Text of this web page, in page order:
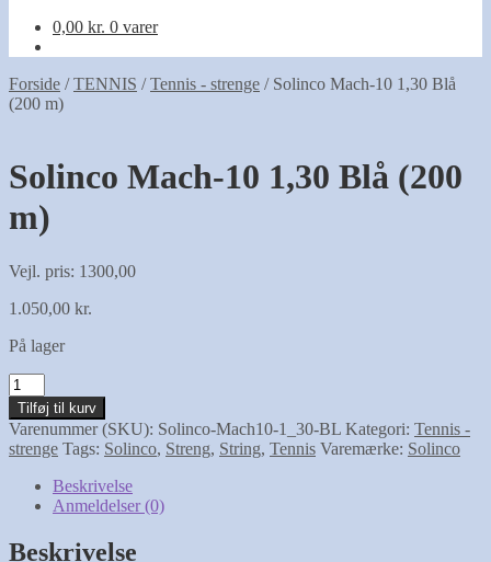
0,00 kr. 0 varer
Forside /TENNIS /Tennis - strenge / Solinco Mach-10 1,30 Blå
(200 m)
Solinco Mach-10 1,30 Blå (200
m)
Vejl. pris: 1300,00
1.050,00 kr.
På lager
Solinco
Mach-
10
1,30
Blå
(200
Tilføj til kurv
Varenummer (SKU): Solinco-Mach10-1_30-BL Kategori: Tennis -
strenge Tags: Solinco, Streng, String, Tennis Varemærke: Solinco
Beskrivelse
Anmeldelser (0)
Beskrivelse